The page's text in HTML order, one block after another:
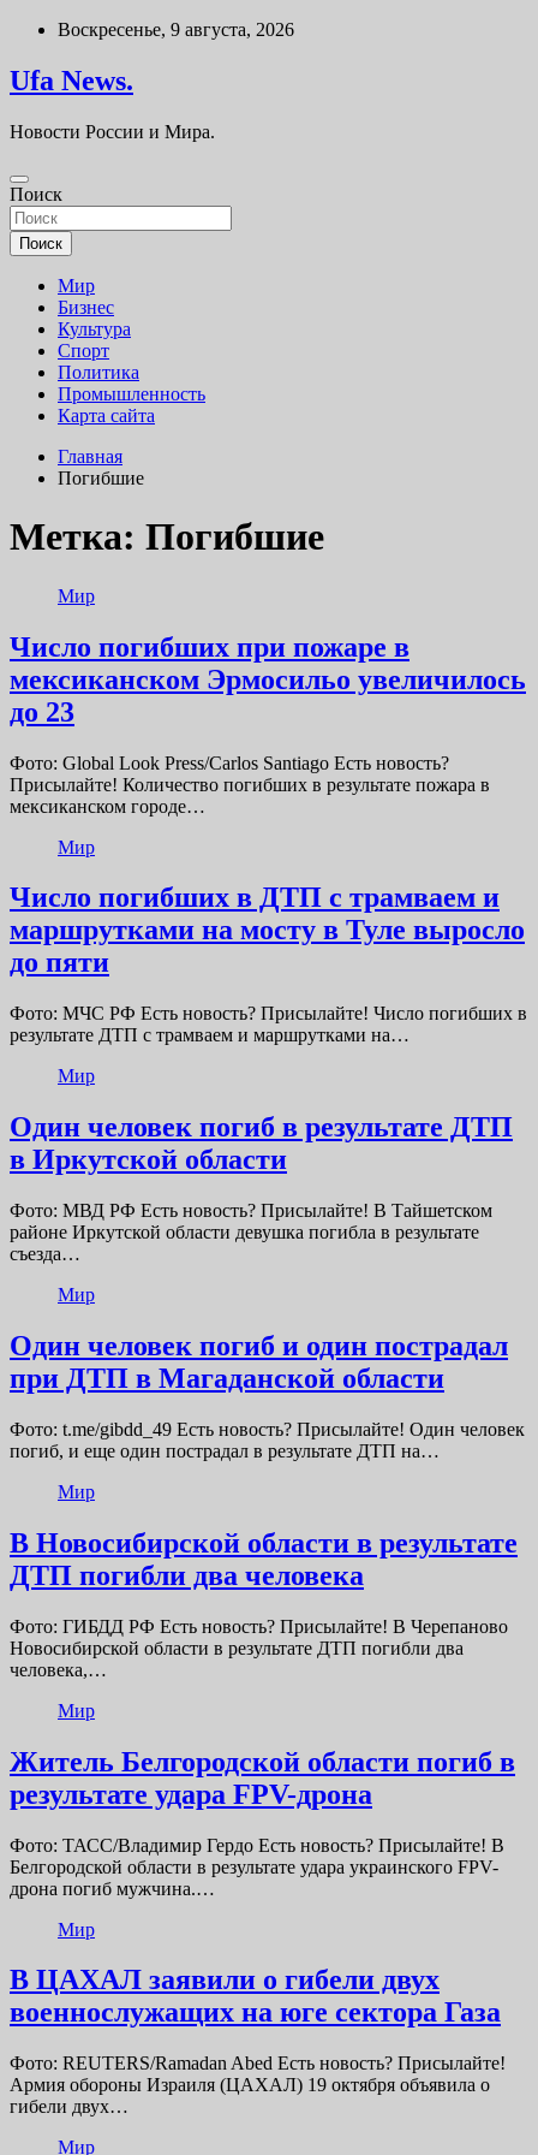
Перейти
содержимому
Воскресенье, 9 августа, 2026
Ufa News.
Новости России и Мира.
Поиск
Поиск
Мир
Бизнес
Культура
Спорт
Политика
Промышленность
Карта сайта
Главная
Погибшие
Метка: Погибшие
Мир
Число погибших при пожаре в
мексиканском Эрмосильо увеличилось
до 23
Фото: Global Look Press/Carlos Santiago Есть новость?
Присылайте! Количество погибших в результате пожара в
мексиканском городе…
Мир
Число погибших в ДТП с трамваем и
маршрутками на мосту в Туле выросло
до пяти
Фото: МЧС РФ Есть новость? Присылайте! Число погибших в
результате ДТП с трамваем и маршрутками на…
Мир
Один человек погиб в результате ДТП
в Иркутской области
Фото: МВД РФ Есть новость? Присылайте! В Тайшетском
районе Иркутской области девушка погибла в результате
съезда…
Мир
Один человек погиб и один пострадал
при ДТП в Магаданской области
Фото: t.me/gibdd_49 Есть новость? Присылайте! Один человек
погиб, и еще один пострадал в результате ДТП на…
Мир
В Новосибирской области в результате
ДТП погибли два человека
Фото: ГИБДД РФ Есть новость? Присылайте! В Черепаново
Новосибирской области в результате ДТП погибли два
человека,…
Мир
Житель Белгородской области погиб в
результате удара FPV-дрона
Фото: ТАСС/Владимир Гердо Есть новость? Присылайте! В
Белгородской области в результате удара украинского FPV-
дрона погиб мужчина.…
Мир
В ЦАХАЛ заявили о гибели двух
военнослужащих на юге сектора Газа
Фото: REUTERS/Ramadan Abed Есть новость? Присылайте!
Армия обороны Израиля (ЦАХАЛ) 19 октября объявила о
гибели двух…
Мир